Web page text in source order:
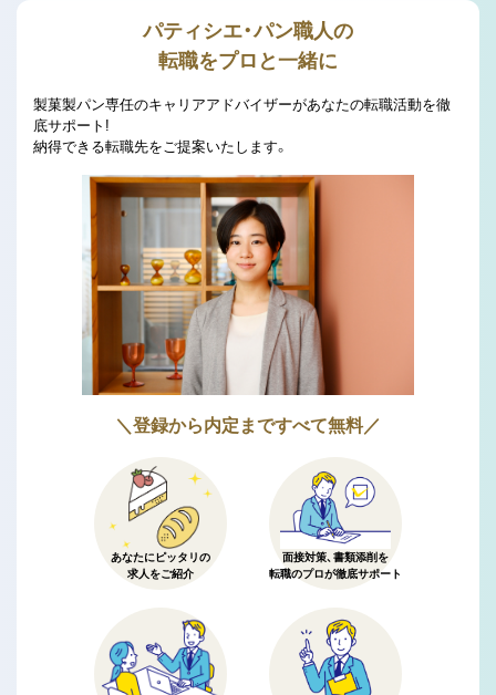
パティシエ・パン職人の
転職をプロと一緒に
製菓製パン専任のキャリアアドバイザーがあなたの転職活動を徹
底サポート!
納得できる転職先をご提案いたします。
＼登録から内定まですべて無料／
あなたにピッタリの
求人をご紹介
面接対策、書類添削を
転職のプロが徹底サポート